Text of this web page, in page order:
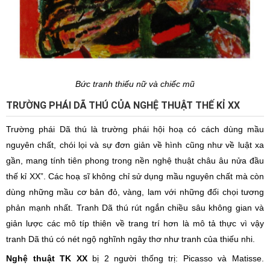
Bức tranh thiếu nữ và chiếc mũ
TRƯỜNG PHÁI DÃ THÚ CỦA NGHỆ THUẬT THẾ KỈ XX
Trường phái Dã thú là trường phái hội hoạ có cách dùng mầu
nguyên chất, chói lọi và sự đơn giản về hình cũng như về luật xa
gần, mang tính tiên phong trong nền nghệ thuật châu âu nửa đầu
thế kỉ XX”. Các hoạ sĩ không chỉ sử dụng mầu nguyên chất mà còn
dùng những mầu cơ bản đỏ, vàng, lam với những đối chọi tương
phản mạnh nhất. Tranh Dã thú rút ngắn chiều sâu không gian và
giản lược các mô típ thiên về trang trí hơn là mô tả thực vì vậy
tranh Dã thú có nét ngộ nghĩnh ngây thơ như tranh của thiếu nhi.
Nghệ thuật TK XXbị 2 người thống trị: Picasso và Matisse.